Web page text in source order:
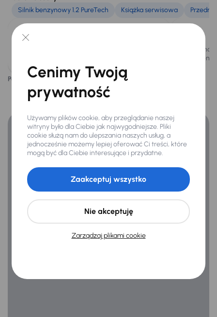
ESP
Ogólne
Hf
Połączenie USB (audio)
Silnik benzynowy 1.2 PureTech
Książka serwisowa
silnik
Podoba ci się ten opis? Tak Nie
Finansowanie
Cenimy Twoją
prywatność
Używamy plików cookie, aby przeglądanie naszej
witryny było dla Ciebie jak najwygodniejsze. Pliki
cookie służą nam do ulepszania naszych usług, a
jednocześnie możemy lepiej oferować Ci treści, które
mogą być dla Ciebie interesujące i przydatne.
Zarządzaj plikami cookie
Nie akceptuję
Zaakceptuj wszystko